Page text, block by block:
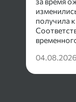
получила